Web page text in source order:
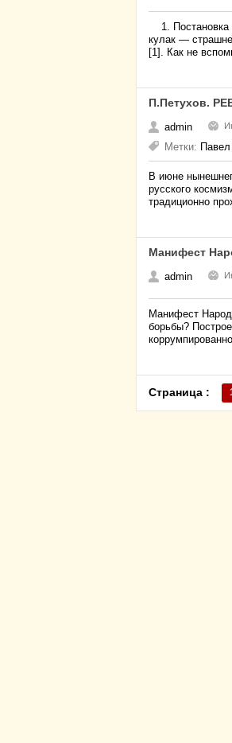
1. Постановка
кулак —
[1]. Как не
П.Петухов.
admin
Метки:
В июне
русского
традиционно
Манифест
admin
Манифест
борьбы?
Страница :